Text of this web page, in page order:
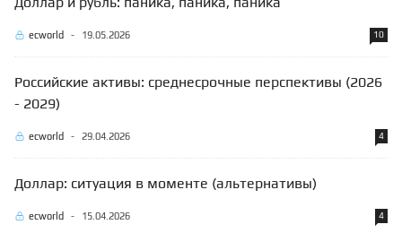
ecworld - 19.05.2026 10
Российские активы: среднесрочные перспективы (2026
- 2029)
ecworld - 29.04.2026 4
Доллар: ситуация в моменте (альтернативы)
ecworld - 15.04.2026 4